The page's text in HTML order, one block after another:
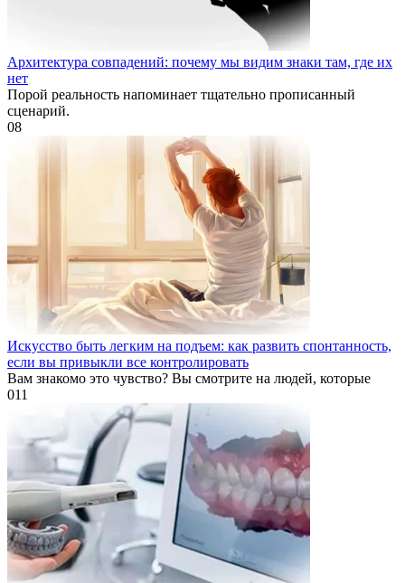
Архитектура совпадений: почему мы видим знаки там, где их
нет
Порой реальность напоминает тщательно прописанный
сценарий.
08
Искусство быть легким на подъем: как развить спонтанность,
если вы привыкли все контролировать
Вам знакомо это чувство? Вы смотрите на людей, которые
011